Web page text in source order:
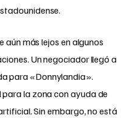
más lejos en algunos
Un negociador llegó a
para «Donnylandia».
para la zona con ayuda de
Sin embargo, no está